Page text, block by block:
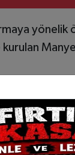
yönelik
kurulan
doğru ve
birlikte
veya farklı